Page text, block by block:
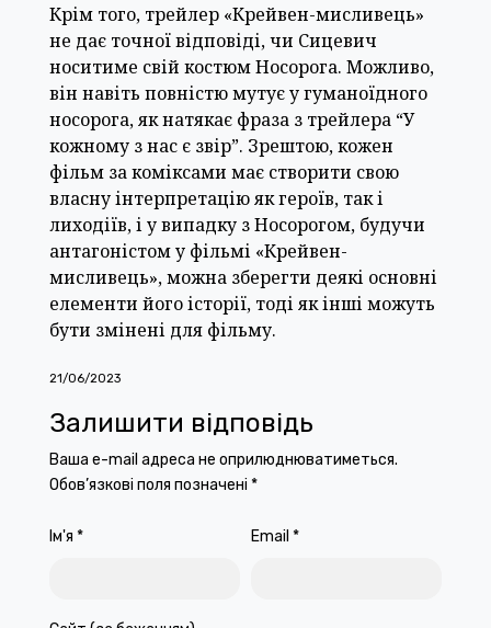
Крім того, трейлер «Крейвен-мисливець»
не дає точної відповіді, чи Сицевич
носитиме свій костюм Носорога. Можливо,
він навіть повністю мутує у гуманоїдного
носорога, як натякає фраза з трейлера “У
кожному з нас є звір”. Зрештою, кожен
фільм за коміксами має створити свою
власну інтерпретацію як героїв, так і
лиходіїв, і у випадку з Носорогом, будучи
антагоністом у фільмі «Крейвен-
мисливець», можна зберегти деякі основні
елементи його історії, тоді як інші можуть
бути змінені для фільму.
21/06/2023
Залишити відповідь
Ваша e-mail адреса не оприлюднюватиметься.
Обов’язкові поля позначені *
Ім'я * Email *